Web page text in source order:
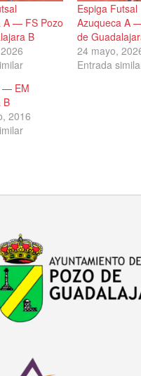
A — FS Pozo
B
Espiga Futsal
Azuqueca A
de
24 mayo,
Entrada
— EM
B
2016